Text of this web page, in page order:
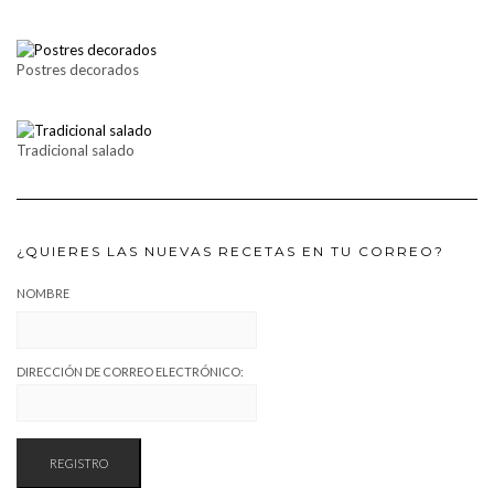
Postres decorados
Tradicional salado
¿QUIERES LAS NUEVAS RECETAS EN TU CORREO?
NOMBRE
DIRECCIÓN DE CORREO ELECTRÓNICO: